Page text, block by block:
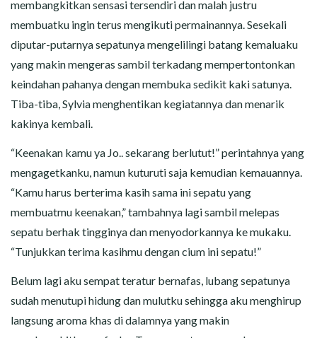
membangkitkan sensasi tersendiri dan malah justru
membuatku ingin terus mengikuti permainannya. Sesekali
diputar-putarnya sepatunya mengelilingi batang kemaluaku
yang makin mengeras sambil terkadang mempertontonkan
keindahan pahanya dengan membuka sedikit kaki satunya.
Tiba-tiba, Sylvia menghentikan kegiatannya dan menarik
kakinya kembali.
“Keenakan kamu ya Jo.. sekarang berlutut!” perintahnya yang
mengagetkanku, namun kuturuti saja kemudian kemauannya.
“Kamu harus berterima kasih sama ini sepatu yang
membuatmu keenakan,” tambahnya lagi sambil melepas
sepatu berhak tingginya dan menyodorkannya ke mukaku.
“Tunjukkan terima kasihmu dengan cium ini sepatu!”
Belum lagi aku sempat teratur bernafas, lubang sepatunya
sudah menutupi hidung dan mulutku sehingga aku menghirup
langsung aroma khas di dalamnya yang makin